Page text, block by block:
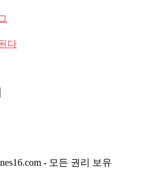
다
- 모든 권리 보유